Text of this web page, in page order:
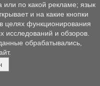
или по какой рекламе; язык
и на какие кнопки
целях функционирования
исследований и обзоров.
обрабатывались,